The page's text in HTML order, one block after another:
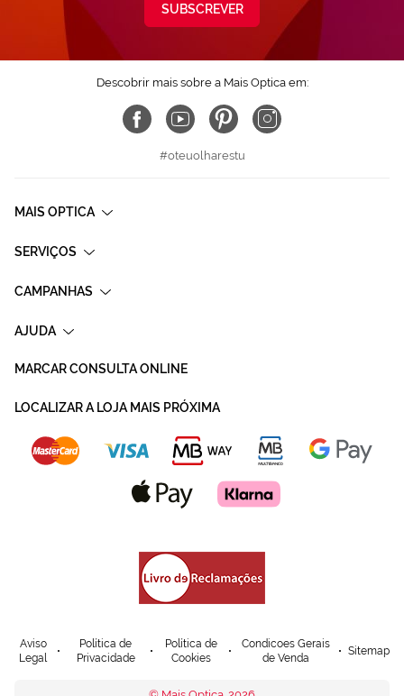
SUBSCREVER
Descobrir mais sobre a Mais Optica em:
#oteuolharestu
MAIS OPTICA
SERVIÇOS
CAMPANHAS
AJUDA
MARCAR CONSULTA ONLINE
LOCALIZAR A LOJA MAIS PRÓXIMA
Aviso
Legal
Política de
Privacidade
Política de
Cookies
Condicoes Gerais
de Venda
Sitemap